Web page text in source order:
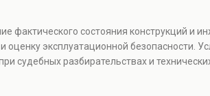
фактического состояния конструкций и
эксплуатационной безопасности.
судебных разбирательствах и